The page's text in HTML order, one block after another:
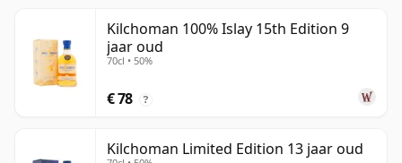
Kilchoman 100% Islay 15th Edition 9
jaar oud
70cl • 50%
€ 78 ?
Kilchoman Limited Edition 13 jaar oud